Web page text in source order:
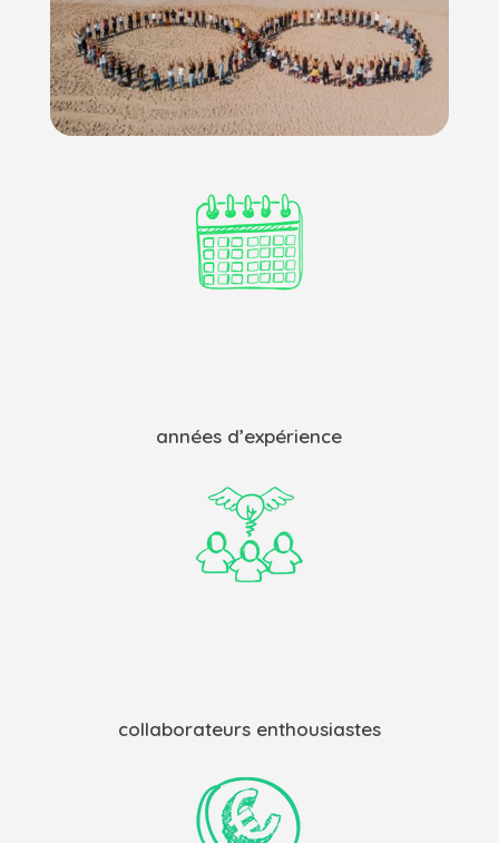
années d’expérience
collaborateurs enthousiastes